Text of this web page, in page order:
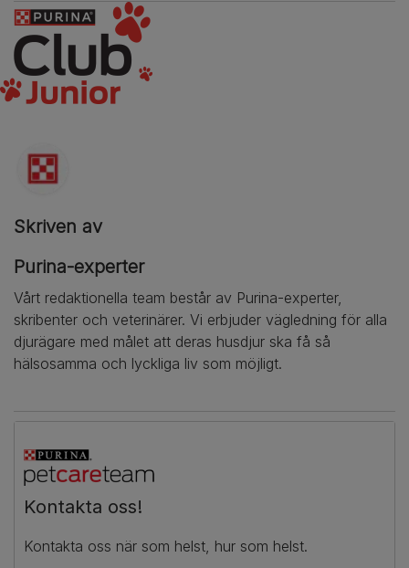
Skriven av
Purina-experter
Vårt redaktionella team består av Purina-experter,
skribenter och veterinärer. Vi erbjuder vägledning för alla
djurägare med målet att deras husdjur ska få så
hälsosamma och lyckliga liv som möjligt.
Kontakta oss!
Kontakta oss när som helst, hur som helst.